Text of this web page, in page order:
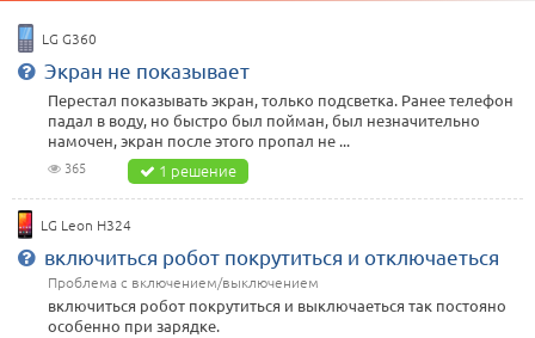
LG G360
Экран не показывает
Перестал показывать экран, только подсветка. Ранее телефон
падал в воду, но быстро был пойман, был незначительно
намочен, экран после этого пропал не ...
365 1 решение
LG Leon H324
включиться робот покрутиться и отключаеться
Проблема с включением/выключением
включиться робот покрутиться и выключаеться так постояно
особенно при зарядке.